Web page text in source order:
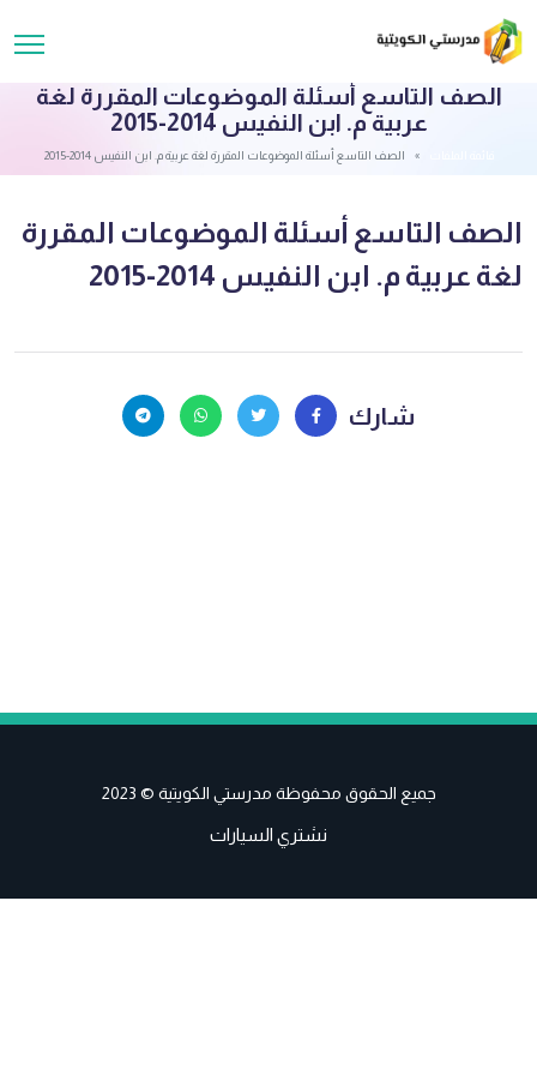
الصف التاسع أسئلة الموضوعات المقررة لغة
عربية م. ابن النفيس 2014-2015
الصف التاسع أسئلة الموضوعات المقررة لغة عربية م. ابن النفيس 2014-2015
الصف التاسع أسئلة الموضوعات المقررة
لغة عربية م. ابن النفيس 2014-2015
شارك
جميع الحقوق محفوظة مدرستي الكويتية © 2023
نشتري السيارات